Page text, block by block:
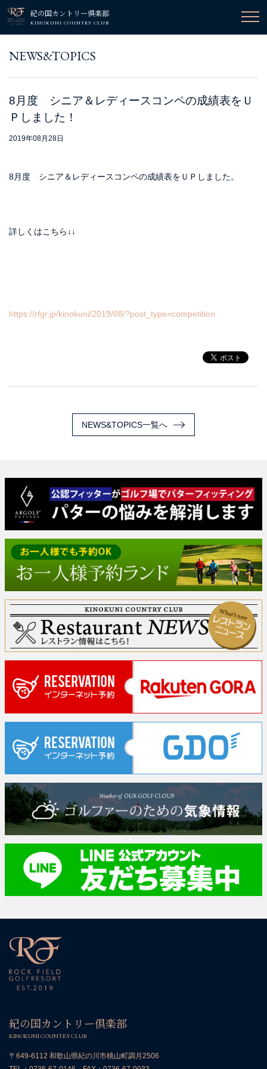
紀の国カントリー倶楽部
KINOKUNI COUNTRY CLUB
NEWS&TOPICS
8月度 シニア＆レディースコンペの成績表をＵ
Ｐしました！
2019年08月28日
8月度 シニア＆レディースコンペの成績表をＵＰしました。
詳しくはこちら↓↓
https://rfgr.jp/kinokuni/2019/08/?post_type=competition
NEWS&TOPICS一覧へ
紀の国カントリー倶楽部
KINOKUNI COUNTRY CLUB
〒649-6112 和歌山県紀の川市桃山町調月2506